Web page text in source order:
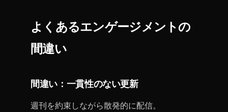
よくあるエンゲージメントの
間違い
間違い：一貫性のない更新
週刊を約束しながら散発的に配信。